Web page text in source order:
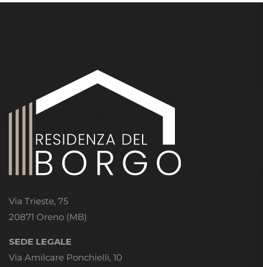
Via Trieste, 75
20871 Oreno (MB)
SEDE LEGALE
Via Amilcare Ponchielli, 10